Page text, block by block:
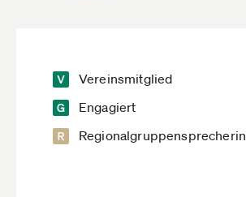
Vereinsmitglied
Engagiert
Regionalgruppensprecherin